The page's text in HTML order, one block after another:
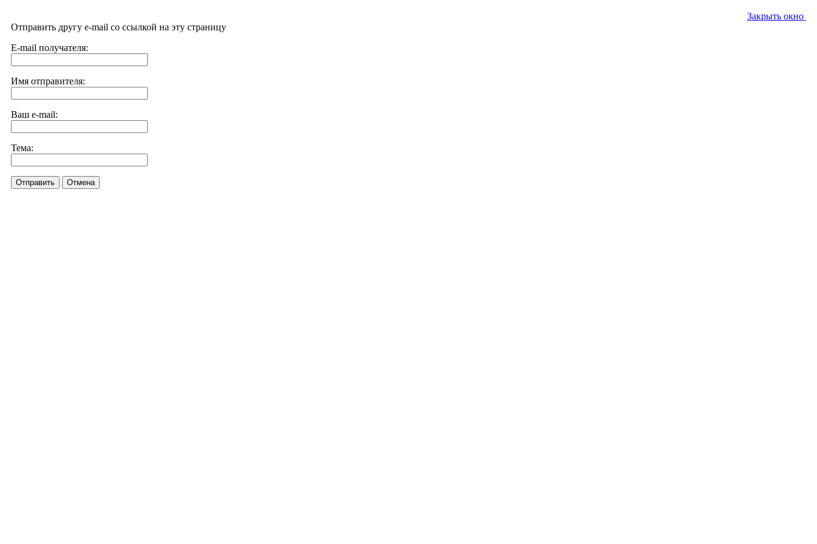
Закрыть окно
Отправить другу e-mail со ссылкой на эту страницу
E-mail получателя:
Имя отправителя:
Ваш e-mail:
Тема:
Отправить Отмена